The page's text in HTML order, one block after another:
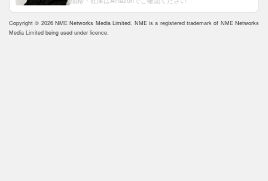
Copyright © 2026 NME Networks Media Limited. NME is a registered trademark of NME Networks
Media Limited being used under licence.